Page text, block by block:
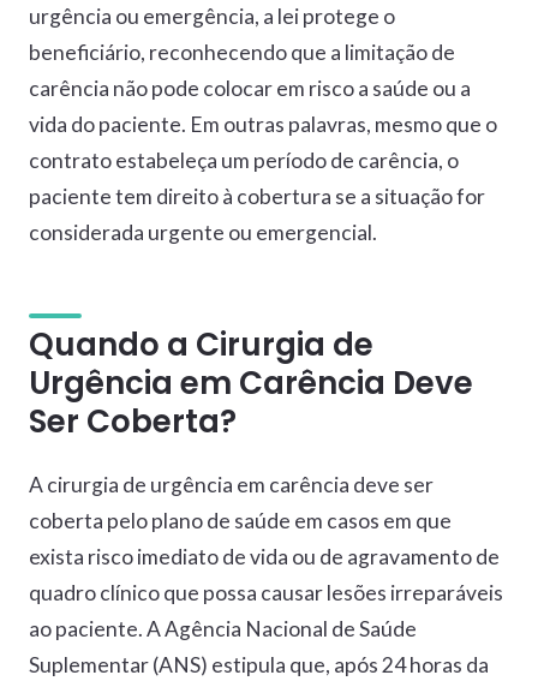
urgência ou emergência, a lei protege o
beneficiário, reconhecendo que a limitação de
carência não pode colocar em risco a saúde ou a
vida do paciente. Em outras palavras, mesmo que o
contrato estabeleça um período de carência, o
paciente tem direito à cobertura se a situação for
considerada urgente ou emergencial.
Quando a Cirurgia de
Urgência em Carência Deve
Ser Coberta?
A cirurgia de urgência em carência deve ser
coberta pelo plano de saúde em casos em que
exista risco imediato de vida ou de agravamento de
quadro clínico que possa causar lesões irreparáveis
ao paciente. A Agência Nacional de Saúde
Suplementar (ANS) estipula que, após 24 horas da